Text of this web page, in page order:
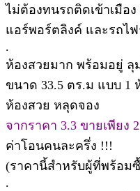
ไม่ต้องทนรถติดเข้าเมือ
แอร์พอร์ตลิงค์ และรถไฟ
.
ห้องสวยมาก พร้อมอยู่
ขนาด 33.5 ตร.ม แบบ 1
ห้องสวย หลุดจอง
จากราคา 3.3 ขายเพียง
ค่าโอนคนละครึ่ง !!!
(ราคานี้สำหรับผู้ที่พร้อม
.